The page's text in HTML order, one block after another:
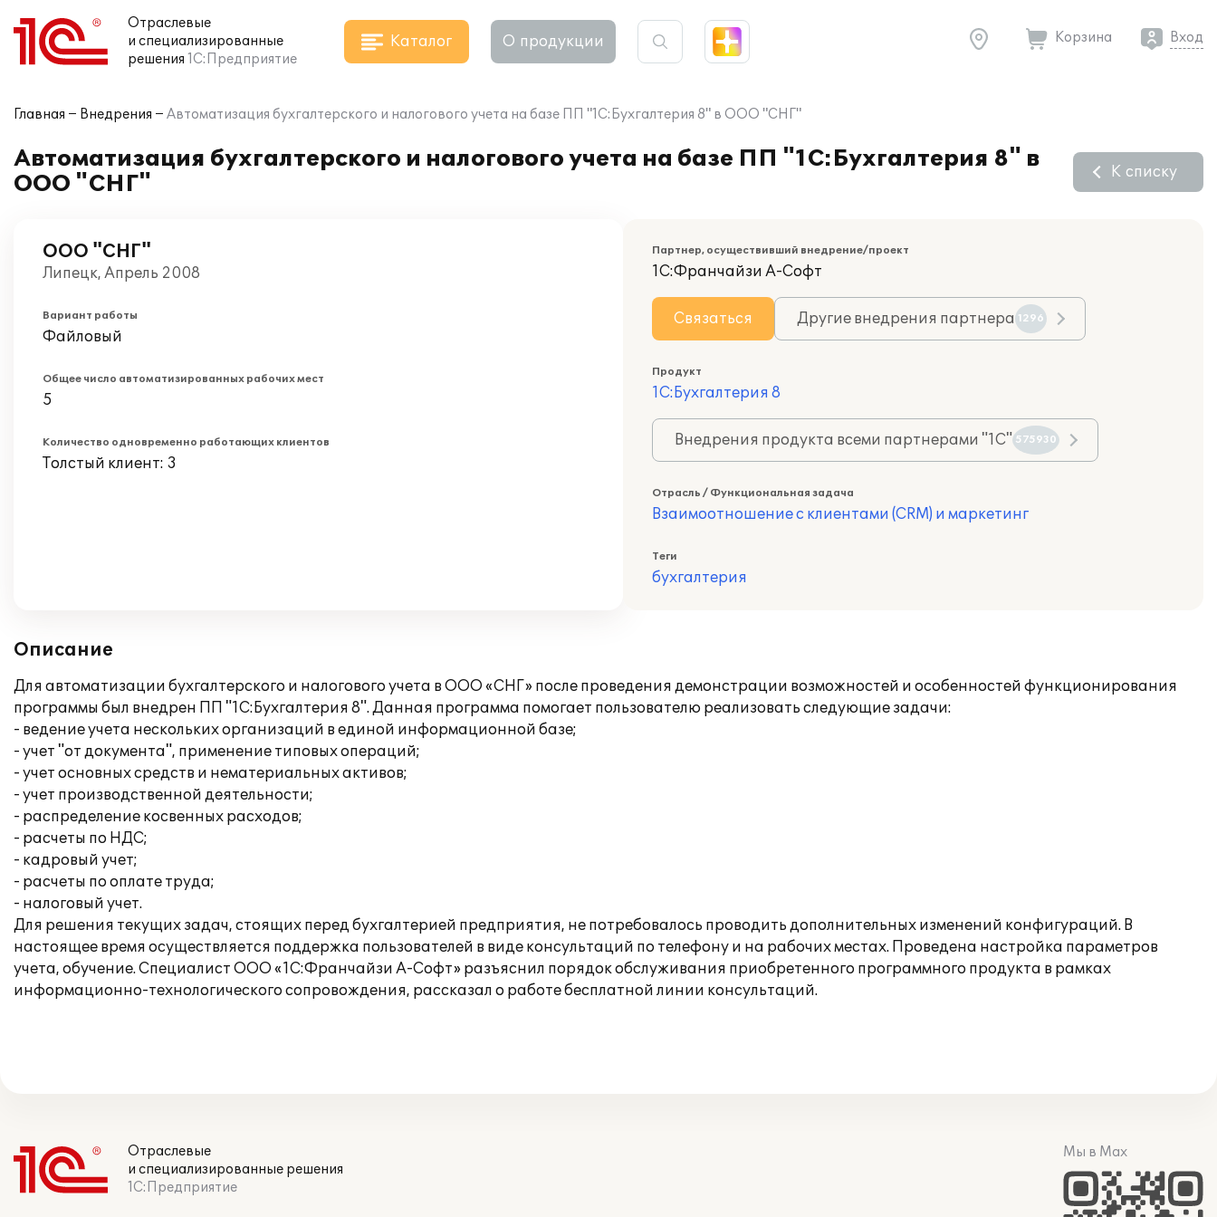
Отраслевые
и специализированные
решения 1С:Предприятие
Каталог О продукции Корзина Вход
Главная Внедрения Автоматизация бухгалтерского и налогового учета на базе ПП "1С:Бухгалтерия 8" в ООО "СНГ"
Автоматизация бухгалтерского и налогового учета на базе ПП "1С:Бухгалтерия 8" в
ООО "СНГ"
К списку
ООО "СНГ"
Липецк, Апрель 2008
Вариант работы
Файловый
Общее число автоматизированных рабочих мест
5
Количество одновременно работающих клиентов
Толстый клиент: 3
Партнер, осуществивший внедрение/проект
1С:Франчайзи А-Софт
Связаться Другие внедрения партнера 1296
Продукт
1С:Бухгалтерия 8
Внедрения продукта всеми партнерами "1С" 575930
Отрасль / Функциональная задача
Взаимоотношение с клиентами (CRM) и маркетинг
Теги
бухгалтерия
Описание
Для автоматизации бухгалтерского и налогового учета в ООО «СНГ» после проведения демонстрации возможностей и особенностей функционирования
программы был внедрен ПП "1С:Бухгалтерия 8". Данная программа помогает пользователю реализовать следующие задачи:
- ведение учета нескольких организаций в единой информационной базе;
- учет "от документа", применение типовых операций;
- учет основных средств и нематериальных активов;
- учет производственной деятельности;
- распределение косвенных расходов;
- расчеты по НДС;
- кадровый учет;
- расчеты по оплате труда;
- налоговый учет.
Для решения текущих задач, стоящих перед бухгалтерией предприятия, не потребовалось проводить дополнительных изменений конфигураций. В
настоящее время осуществляется поддержка пользователей в виде консультаций по телефону и на рабочих местах. Проведена настройка параметров
учета, обучение. Специалист ООО «1С:Франчайзи А-Софт» разъяснил порядок обслуживания приобретенного программного продукта в рамках
информационно-технологического сопровождения, рассказал о работе бесплатной линии консультаций.
Отраслевые
и специализированные решения
1С:Предприятие
Мы в Max